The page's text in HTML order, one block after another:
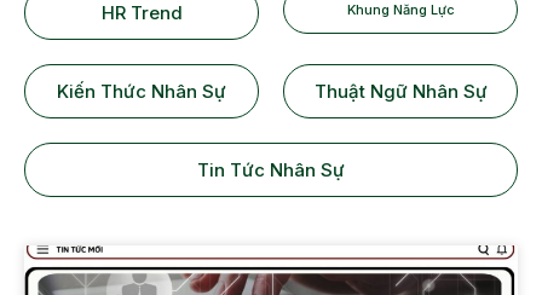
HR Trend Khung Năng Lực
Kiến Thức Nhân Sự Thuật Ngữ Nhân Sự
Tin Tức Nhân Sự